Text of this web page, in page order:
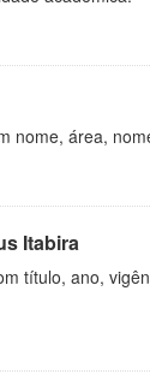
nome, área,
Itabira
título, ano,